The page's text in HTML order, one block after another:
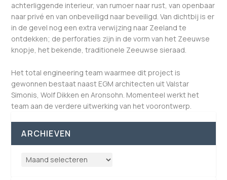
achterliggende interieur, van rumoer naar rust, van openbaar
naar privé en van onbeveiligd naar beveiligd. Van dichtbij is er
in de gevel nog een extra verwijzing naar Zeeland te
ontdekken; de perforaties zijn in de vorm van het Zeeuwse
knopje, het bekende, traditionele Zeeuwse sieraad.
Het total engineering team waarmee dit project is
gewonnen bestaat naast EGM architecten uit Valstar
Simonis, Wolf Dikken en Aronsohn. Momenteel werkt het
team aan de verdere uitwerking van het voorontwerp.
ARCHIEVEN